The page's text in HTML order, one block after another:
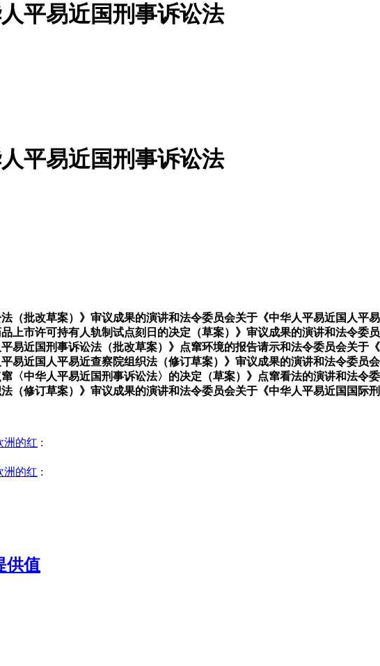
平易近国刑事诉讼法
平易近国刑事诉讼法
批改草案）》审议成果的演讲和法令委员会关于《中华人平易近国人平
上市许可持有人轨制试点刻日的决定（草案）》审议成果的演讲和法令委
易近国刑事诉讼法（批改草案）》点窜环境的报告请示和法令委员会关于
易近国人平易近查察院组织法（修订草案）》审议成果的演讲和法令委员
〈中华人平易近国刑事诉讼法〉的决定（草案）》点窜看法的演讲和法令
（修订草案）》审议成果的演讲和法令委员会关于《中华人平易近国国际
的红 :
的红 :
供值